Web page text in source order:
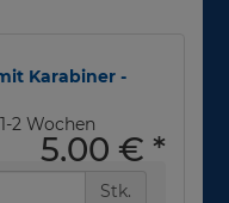
Karabiner -
2 Wochen
5,00 € *
Stk.